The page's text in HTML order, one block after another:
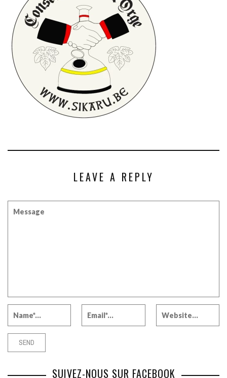
LEAVE A REPLY
SUIVEZ-NOUS SUR FACEBOOK